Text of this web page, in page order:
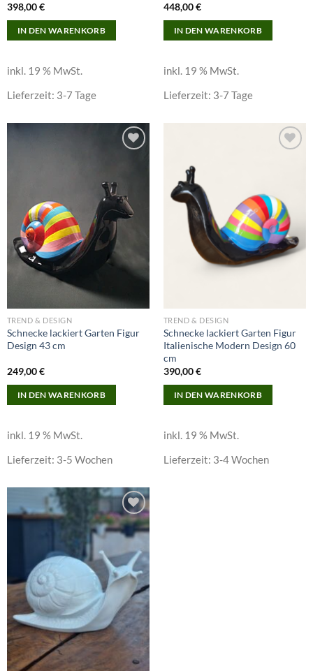
398,00€
IN DEN WARENKORB
inkl. 19 % MwSt.
Lieferzeit: 3-7 Tage
448,00€
IN DEN WARENKORB
inkl. 19 % MwSt.
Lieferzeit: 3-7 Tage
Add to
wishlist
TREND & DESIGN
Schnecke lackiert Garten Figur
Design 43 cm
249,00€
IN DEN WARENKORB
inkl. 19 % MwSt.
Lieferzeit: 3-5 Wochen
wishlist
TREND & DESIGN
Schnecke lackiert Garten Figur
Italienische Modern Design 60
cm
390,00€
IN DEN WARENKORB
inkl. 19 % MwSt.
Lieferzeit: 3-4 Wochen
Add to
wishlist